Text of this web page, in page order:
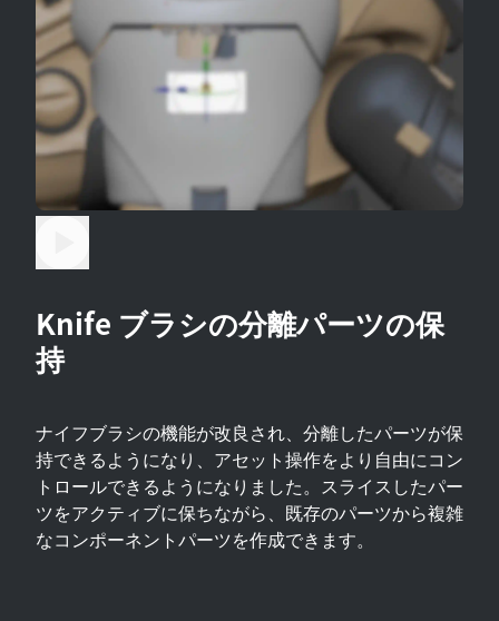
Knife ブラシの分離パーツの保
持
ナイフブラシの機能が改良され、分離したパーツが保
持できるようになり、アセット操作をより自由にコン
トロールできるようになりました。スライスしたパー
ツをアクティブに保ちながら、既存のパーツから複雑
なコンポーネントパーツを作成できます。